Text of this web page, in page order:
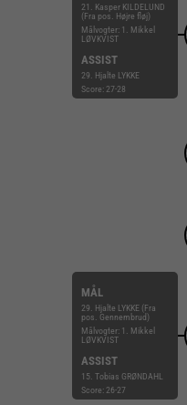
21. Kasper KILDELUND
(Fra pos. Højre fløj)
Målvogter: 1. Mikkel
LØVKVIST
ASSIST
29. Hjalte LYKKE
Score: 27-28
MÅL
29. Hjalte LYKKE (Fra
pos. Gennembrud)
Målvogter: 1. Mikkel
LØVKVIST
ASSIST
15. Tobias GRØNDAHL
Score: 26-27